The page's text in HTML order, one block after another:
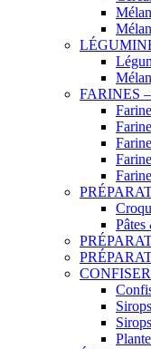
FARINES